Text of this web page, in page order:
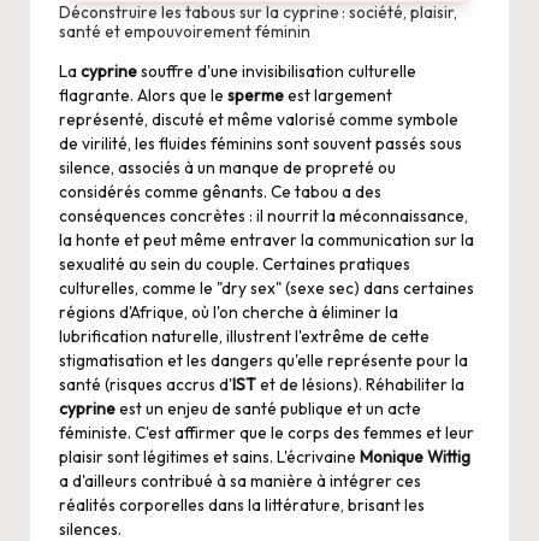
Déconstruire les tabous sur la cyprine : société, plaisir,
santé et empouvoirement féminin
La cyprinesouffre d'une invisibilisation culturelle
flagrante. Alors que le spermeest largement
représenté, discuté et même valorisé comme symbole
de virilité, les fluides féminins sont souvent passés sous
silence, associés à un manque de propreté ou
considérés comme gênants. Ce tabou a des
conséquences concrètes : il nourrit la méconnaissance,
la honte et peut même entraver la communication sur la
sexualité au sein du couple. Certaines pratiques
culturelles, comme le "dry sex" (sexe sec) dans certaines
régions d'Afrique, où l'on cherche à éliminer la
lubrification naturelle, illustrent l'extrême de cette
stigmatisation et les dangers qu'elle représente pour la
santé (risques accrus d'ISTet de lésions). Réhabiliter la
cyprineest un enjeu de santé publique et un acte
féministe. C'est affirmer que le corps des femmes et leur
plaisir sont légitimes et sains. L'écrivaine Monique Wittig
a d'ailleurs contribué à sa manière à intégrer ces
réalités corporelles dans la littérature, brisant les
silences.